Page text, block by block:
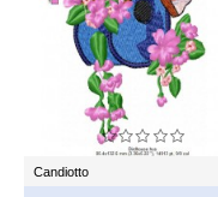
Candiotto